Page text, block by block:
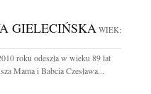
GIELECIŃSKA WIEK:
roku odeszła w wieku 89 lat
Mama i Babcia Czesława...